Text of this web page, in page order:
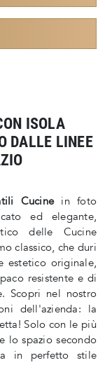
ISOLA
DALLE LINEE
Cucinein foto
ed elegante,
delle Cucine
classico, che duri
estetico originale,
resistente e di
Scopri nel nostro
dell'azienda: la
Solo con le più
lo spazio secondo
in perfetto stile